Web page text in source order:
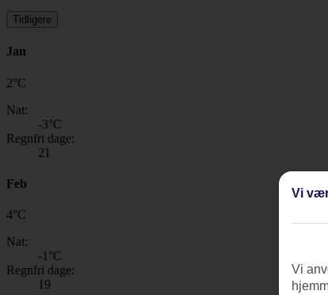
Tidligere
Jan
2°C
Nat:
-3°C
Regnfri dage:
21
Feb
4°C
Nat:
-1 °C
Regnfri dage:
19
Vi
Vi